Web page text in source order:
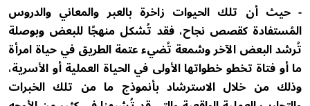
- حيث أن تلك الحيوات زاخرة بالعبر والمعاني والدروس
المُستفادة كقصص نجاح، فقد تُشكل منهجًا للبعض وبوصلة
تُرشد البعض الآخر وشمعة تُضيء عتمة الطريق في حياة امرأة
ما أو فتاة تخطو خطواتها الأولى في الحياة العملية أو الأسرية،
وذلك من خلال الاسترشاد بأنموذج ما من تلك الخبرات